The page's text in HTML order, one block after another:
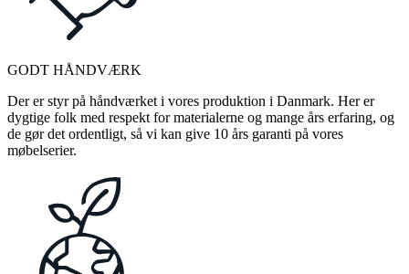
GODT HÅNDVÆRK
Der er styr på håndværket i vores produktion i Danmark. Her er
dygtige folk med respekt for materialerne og mange års erfaring, og
de gør det ordentligt, så vi kan give 10 års garanti på vores
møbelserier.